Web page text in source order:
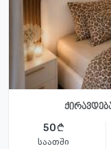
50
საათში